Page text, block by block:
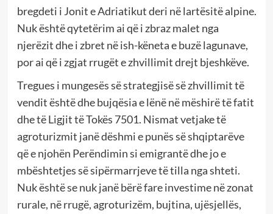
bregdeti i Jonit e Adriatikut deri në lartësitë alpine.
Nuk është qytetërim ai që i zbraz malet nga
njerëzit dhe i zbret në ish-këneta e buzë lagunave,
por ai që i zgjat rrugët e zhvillimit drejt bjeshkëve.
Tregues i mungesës së strategjisë së zhvillimit të
vendit është dhe bujqësia e lënë në mëshirë të fatit
dhe të Ligjit të Tokës 7501. Nismat vetjake të
agroturizmit janë dëshmi e punës së shqiptarëve
që e njohën Perëndimin si emigrantë dhe jo e
mbështetjes së sipërmarrjeve të tilla nga shteti.
Nuk është se nuk janë bërë fare investime në zonat
rurale, në rrugë, agroturizëm, bujtina, ujësjellës,